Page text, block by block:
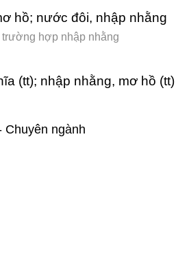
hồ; nước đôi, nhập nhằng
hợp nhập nhằng
(tt); nhập nhằng, mơ hồ (tt)
Chuyên ngành